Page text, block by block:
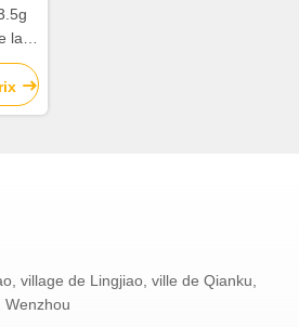
la
village de Lingjiao, ville de Qianku,
Wenzhou